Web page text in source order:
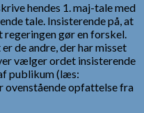
hendes 1. maj-tale med
tale. Insisterende på, at
regeringen gør en forskel.
de andre, der har misset
vælger ordet insisterende
publikum (læs:
ovenstående opfattelse fra